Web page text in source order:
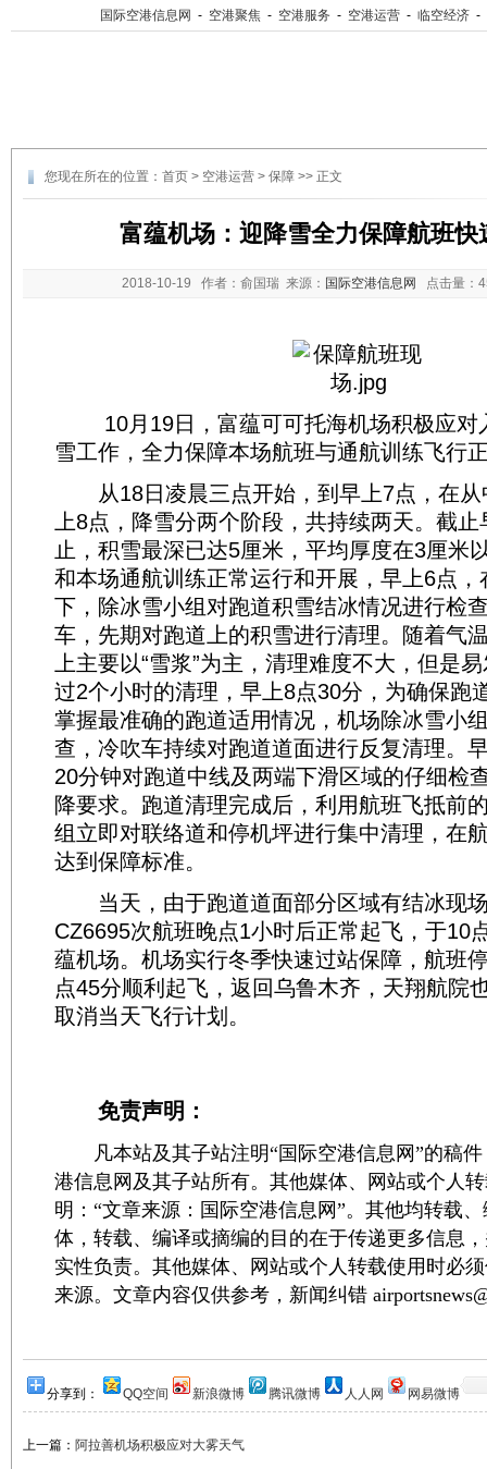
国际空港信息网 - 空港聚焦 - 空港服务 - 空港运营 - 临空经济 -
您现在所在的位置： 首页 > 空港运营 > 保障 >> 正文
富蕴机场：迎降雪全力保障航班快
2018-10-19 作者：俞国瑞 来源： 国际空港信息网 点击量：
10月19日，富蕴可可托海机场积极应对
雪工作，全力保障本场航班与通航训练飞行
从18日凌晨三点开始，到早上7点，在从
上8点，降雪分两个阶段，共持续两天。截
止，积雪最深已达5厘米，平均厚度在3厘米
和本场通航训练正常运行和开展，早上6点
下，除冰雪小组对跑道积雪结冰情况进行检
车，先期对跑道上的积雪进行清理。随着气
上主要以“雪浆”为主，清理难度不大，但是
过2个小时的清理，早上8点30分，为确保跑
掌握最准确的跑道适用情况，机场除冰雪小
查，冷吹车持续对跑道道面进行反复清理。
20分钟对跑道中线及两端下滑区域的仔细检
降要求。跑道清理完成后，利用航班飞抵前
组立即对联络道和停机坪进行集中清理，在
达到保障标准。
当天，由于跑道道面部分区域有结冰现
CZ6695次航班晚点1小时后正常起飞，于10
蕴机场。机场实行冬季快速过站保障，航班
点45分顺利起飞，返回乌鲁木齐，天翔航院
取消当天飞行计划。
免责声明：
凡本站及其子站注明“国际空港信息网”的稿件
港信息网及其子站所有。其他媒体、网站或个人
明：“文章来源：国际空港信息网”。其他均转载
体，转载、编译或摘编的目的在于传递更多信息
实性负责。其他媒体、网站或个人转载使用时必
来源。文章内容仅供参考，新闻纠错
分享到： QQ空间 新浪微博 腾讯微博 人人网 网易微博
上一篇： 阿拉善机场积极应对大雾天气